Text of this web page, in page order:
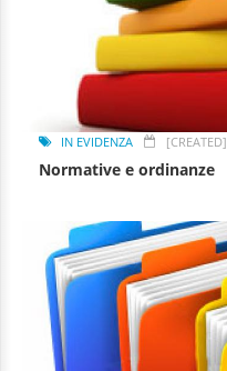
IN EVIDENZA [CREATED]
Normative e ordinanze